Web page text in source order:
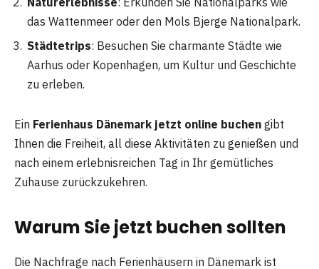
das Wattenmeer oder den Mols Bjerge Nationalpark.
Städtetrips: Besuchen Sie charmante Städte wie
Aarhus oder Kopenhagen, um Kultur und Geschichte
zu erleben.
Ein Ferienhaus Dänemark jetzt online buchen gibt
Ihnen die Freiheit, all diese Aktivitäten zu genießen und
nach einem erlebnisreichen Tag in Ihr gemütliches
Zuhause zurückzukehren.
Warum Sie jetzt buchen sollten
Die Nachfrage nach Ferienhäusern in Dänemark ist